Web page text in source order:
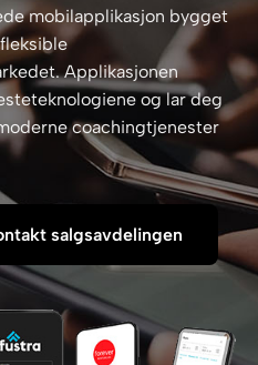
mobilapplikasjon bygget
Applikasjonen
og lar deg
coachingtjenester
salgsavdelingen